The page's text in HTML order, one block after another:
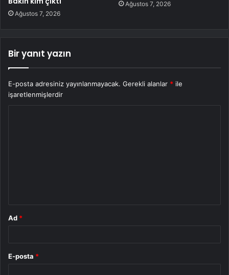
Ağustos 7, 2026
Ağustos 7, 2026
Bir yanıt yazın
E-posta adresiniz yayınlanmayacak. Gerekli alanlar * ile
işaretlenmişlerdir
Ad *
E-posta *